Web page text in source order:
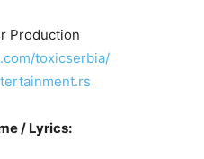
Production
toxicserbia/
/ Lyrics: